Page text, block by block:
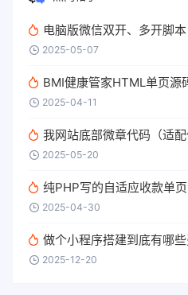
电脑版微信双开、多开脚
2025-05-07
BMI健康管家HTML单页源
2025-04-11
我网站底部微章代码（适配
2025-05-20
纯PHP写的自适应收款单
2025-04-30
做个小程序搭建到底有哪
2025-12-20